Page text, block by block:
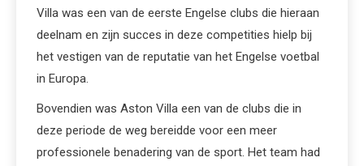
Villa was een van de eerste Engelse clubs die hieraan
deelnam en zijn succes in deze competities hielp bij
het vestigen van de reputatie van het Engelse voetbal
in Europa.
Bovendien was Aston Villa een van de clubs die in
deze periode de weg bereidde voor een meer
professionele benadering van de sport. Het team had